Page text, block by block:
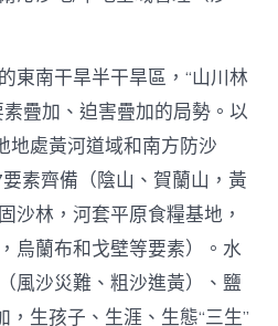
東南干旱半干旱區，“山川林
疊加、迫害疊加的局勢。以
地處黃河道域和南方防沙
素齊備（陰山、賀蘭山，黃
沙林，河套平原食糧基地，
烏蘭布和戈壁等要素）。水
風沙災難、粗沙進黃）、鹽
，生孩子、生涯、生態“三生”